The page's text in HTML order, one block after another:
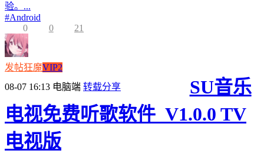
验。...
#Android
0
0 21
发帖狂魔VIP2
08-07 16:13 电脑端 转载分享
SU音乐
电视免费听歌软件_V1.0.0 TV
电视版